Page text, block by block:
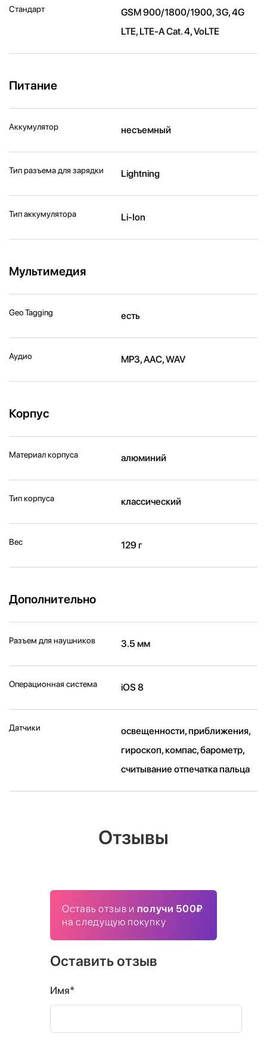
Стандарт
GSM 900/1800/1900, 3G, 4G
LTE, LTE-A Cat. 4, VoLTE
Питание
Аккумулятор несъемный
Тип разъема для зарядки Lightning
Тип аккумулятора Li-Ion
Мультимедия
Geo Tagging есть
Аудио MP3, AAC, WAV
Корпус
Материал корпуса алюминий
Тип корпуса классический
Вес 129 г
Дополнительно
Разъем для наушников 3.5 мм
Операционная система iOS 8
Датчики
освещенности, приближения,
гироскоп, компас, барометр,
считывание отпечатка пальца
Отзывы
Оставь отзыв и получи 500₽
на следущую покупку
Оставить отзыв
Имя*